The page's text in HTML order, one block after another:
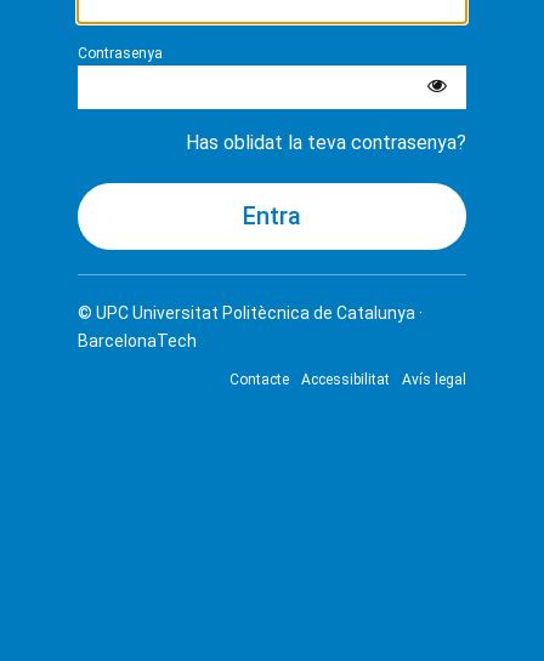
Contrasenya
Has oblidat la teva contrasenya?
© UPCUniversitat Politècnica de Catalunya ·
BarcelonaTech
Contacte Accessibilitat Avís legal